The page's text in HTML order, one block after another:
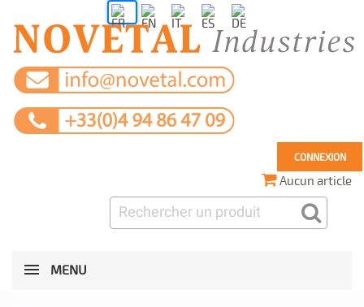
CONNEXION
Aucun article
MENU